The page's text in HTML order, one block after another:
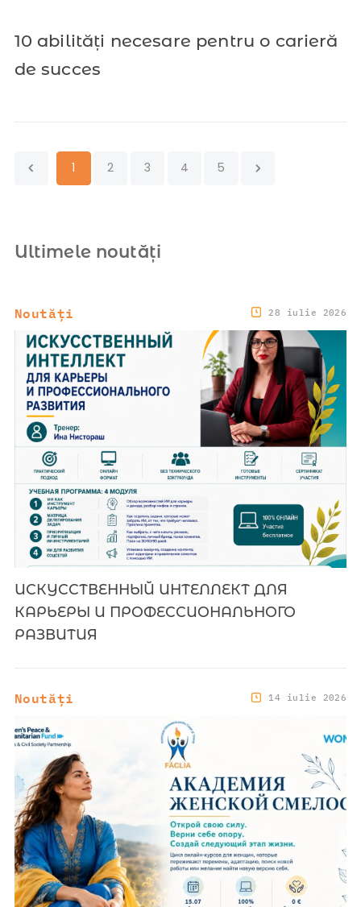
10 abilități necesare pentru o carieră
de succes
1 2 3 4 5
Ultimele noutăți
Noutăți 28 iulie 2026
ИСКУССТВЕННЫЙ ИНТЕЛЛЕКТ ДЛЯ
КАРЬЕРЫ И ПРОФЕССИОНАЛЬНОГО
РАЗВИТИЯ
Noutăți 14 iulie 2026